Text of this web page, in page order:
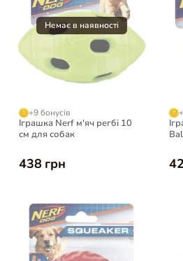
+9 бонусів
Іграшка Nerf м'яч регбі 10
см для собак
438 грн